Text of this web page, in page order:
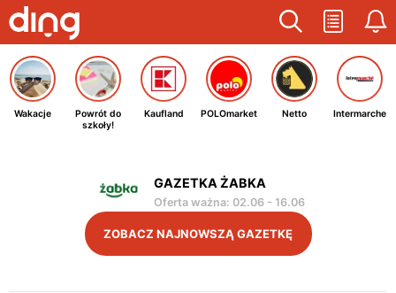
Wakacje
Powrót do
szkoły!
Kaufland POLOmarket Netto Intermarche
GAZETKA ŻABKA
Oferta ważna: 02.06- 16.06
ZOBACZ NAJNOWSZĄ GAZETKĘ